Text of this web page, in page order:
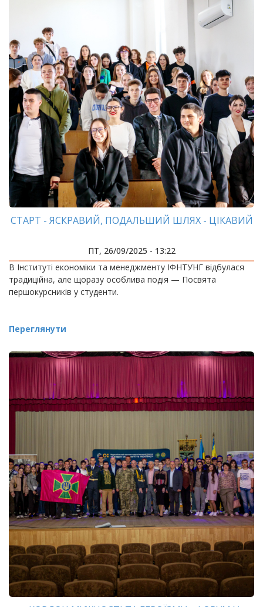
СТАРТ - ЯСКРАВИЙ, ПОДАЛЬШИЙ ШЛЯХ - ЦІКАВИЙ
ПТ, 26/09/2025 - 13:22
В Інституті економіки та менеджменту ІФНТУНГ відбулася
традиційна, але щоразу особлива подія — Посвята
першокурсників у студенти.
Переглянути